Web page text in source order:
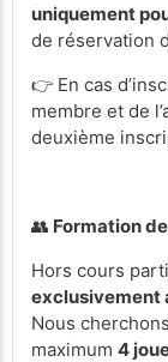
uniquement
de réservation
👉 En cas
membre et de
deuxième
👥 Formation
Hors cours
exclusivement
Nous
maximum 4